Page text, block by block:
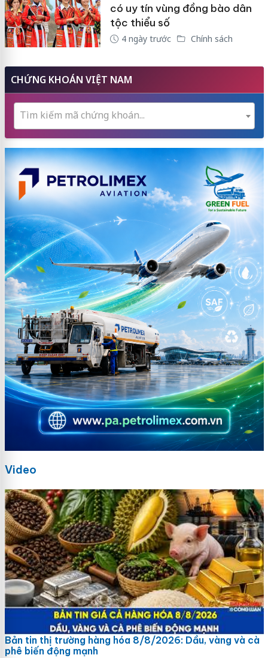
có uy tín vùng đồng bào dân
tộc thiểu số
4 ngày trước Chính sách
CHỨNG KHOÁN VIỆT NAM
Tìm kiếm mã chứng khoán...
Video
Bản tin thị trường hàng hóa 8/8/2026: Dầu, vàng và cà
phê biến động mạnh